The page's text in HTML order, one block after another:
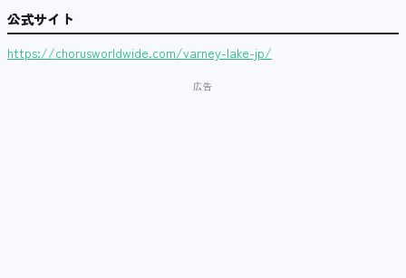
公式サイト
https://chorusworldwide.com/varney-lake-jp/